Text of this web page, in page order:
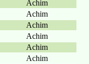
Achim
Achim
Achim
Achim
Achim
Achim